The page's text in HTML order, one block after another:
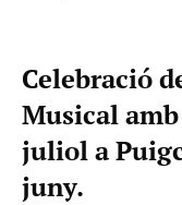
Celebració
Musical
juliol a
juny.